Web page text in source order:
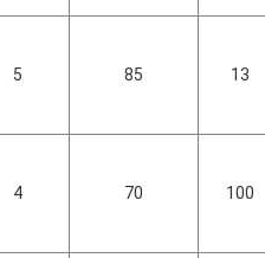
13
85
5
100
70
4